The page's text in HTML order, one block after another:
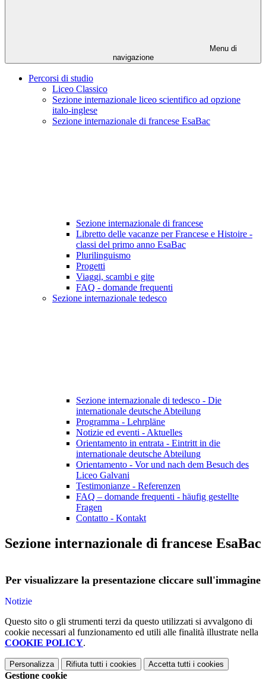
Menu di
navigazione
Percorsi di studio
Liceo Classico
Sezione internazionale liceo scientifico ad opzione
italo-inglese
Sezione internazionale di francese EsaBac
Sezione internazionale di francese
Libretto delle vacanze per Francese e Histoire -
classi del primo anno EsaBac
Plurilinguismo
Progetti
Viaggi, scambi e gite
FAQ - domande frequenti
Sezione internazionale tedesco
Sezione internazionale di tedesco - Die
internationale deutsche Abteilung
Programma - Lehrpläne
Notizie ed eventi - Aktuelles
Orientamento in entrata - Eintritt in die
internationale deutsche Abteilung
Orientamento - Vor und nach dem Besuch des
Liceo Galvani
Testimonianze - Referenzen
FAQ – domande frequenti - häufig gestellte
Fragen
Contatto - Kontakt
Sezione internazionale di francese EsaBac
Per visualizzare la presentazione cliccare sull'immagine
Notizie
Questo sito o gli strumenti terzi da questo utilizzati si avvalgono di
cookie necessari al funzionamento ed utili alle finalità illustrate nella
COOKIE POLICY.
Personalizza Rifiuta tutti i cookies Accetta tutti i cookies
Gestione cookie